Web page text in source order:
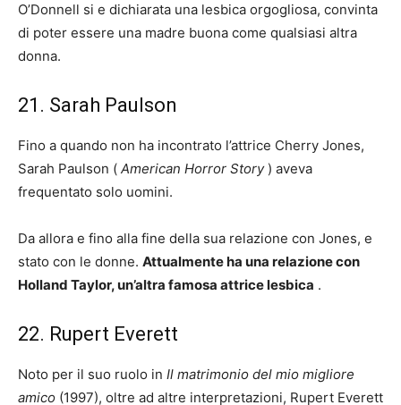
O’Donnell si e dichiarata una lesbica orgogliosa, convinta
di poter essere una madre buona come qualsiasi altra
donna.
21. Sarah Paulson
Fino a quando non ha incontrato l’attrice Cherry Jones,
Sarah Paulson ( American Horror Story) aveva
frequentato solo uomini.
Da allora e fino alla fine della sua relazione con Jones, e
stato con le donne. Attualmente ha una relazione con
Holland Taylor, un’altra famosa attrice lesbica .
22. Rupert Everett
Noto per il suo ruolo in Il matrimonio del mio migliore
amico (1997), oltre ad altre interpretazioni, Rupert Everett